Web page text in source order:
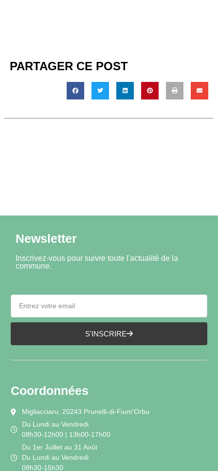
PARTAGER CE POST
Newsletter
Inscrivez-vous pour suivre toute l'actualité de la
commune.
S'INSCRIRE
Coordonnées
Migliacciaru, 20243 Prunelli-di-Fium'Orbu
Du Lundi au Vendredi
08h30-12h00 | 13h00-17h00
Du 1er Juillet au 31 Août
Du Lundi au Vendredi
08h30-15h30